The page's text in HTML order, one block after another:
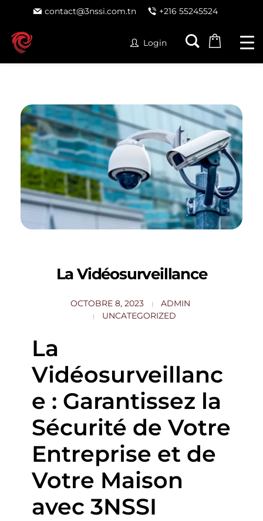
contact@3nssi.com.tn +216 55245524
Login
La Vidéosurveillance
OCTOBRE 8, 2023
ADMIN
UNCATEGORIZED
La
Vidéosurveillanc
e : Garantissez la
Sécurité de Votre
Entreprise et de
Votre Maison
avec 3NSSI